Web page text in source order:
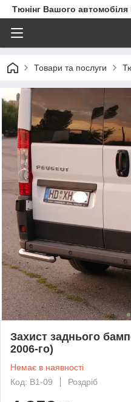
Тюнінг Вашого автомобіля
Товари та послуги
Захист заднього
2006-го)
Немає в наявності
Код: B1-09
Роздріб